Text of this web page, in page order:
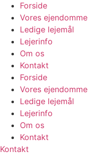
Forside
Vores ejendomme
Ledige lejemål
Lejerinfo
Om os
Kontakt
Forside
Vores ejendomme
Ledige lejemål
Lejerinfo
Om os
Kontakt
Kontakt